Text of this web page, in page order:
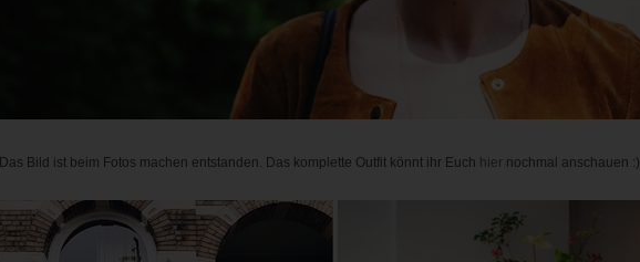
Das Bild ist beim Fotos machen entstanden. Das komplette Outfit könnt ihr Euch hiernochmal anschauen :)